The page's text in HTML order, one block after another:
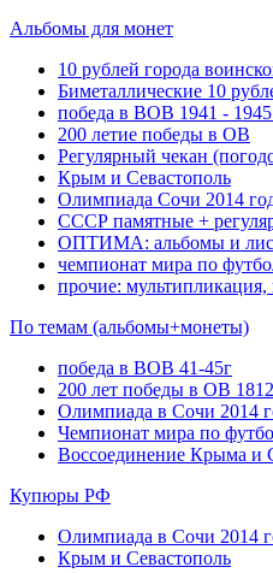
Альбомы для монет
10 рублей города
Биметаллические 10
победа в ВОВ 1941 - 1945
200 летие победы в ОВ
Регулярный чекан
Крым и Севастополь
Олимпиада Сочи 2014
СССР памятные +
ОПТИМА: альбомы и
чемпионат мира по
прочие: мультипликация,
По темам (альбомы+монеты)
победа в ВОВ 41-45г
200 лет победы в ОВ
Олимпиада в Сочи 2014
Чемпионат мира по
Воссоединение Крыма и
Купюры РФ
Олимпиада в Сочи 2014
Крым и Севастополь